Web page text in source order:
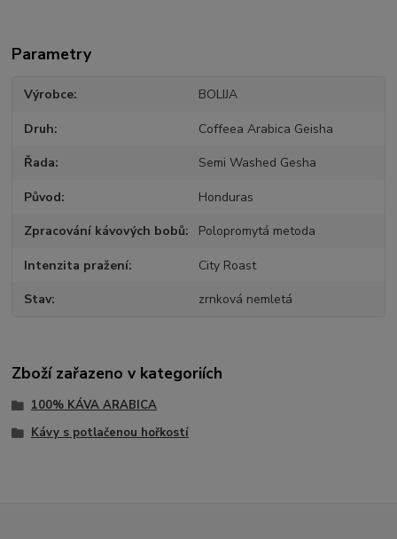
Parametry
Výrobce BOLIJA
Druh Coffeea Arabica Geisha
Řada Semi Washed Gesha
Původ Honduras
Zpracování kávových bobů Polopromytá metoda
Intenzita pražení City Roast
Stav zrnková nemletá
Zboží zařazeno v kategoriích
100% KÁVA ARABICA
Kávy s potlačenou hořkostí